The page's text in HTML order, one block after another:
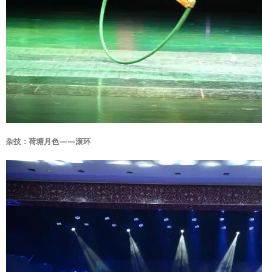
杂技：荷塘月色——滚环